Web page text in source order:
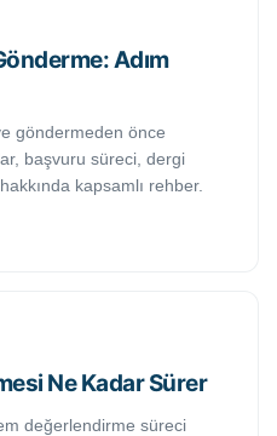
Adım
göndermeden önce
başvuru süreci, dergi
kapsamlı rehber.
Ne Kadar Sürer
değerlendirme süreci